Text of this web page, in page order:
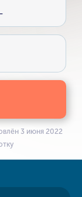
3 июня 2022